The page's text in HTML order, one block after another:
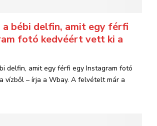
a bébi delfin, amit egy férfi
fotó kedvéért vett ki a
delfin, amit egy férfi egy Instagram fotó
vízből – írja a Wbay. A felvételt már a